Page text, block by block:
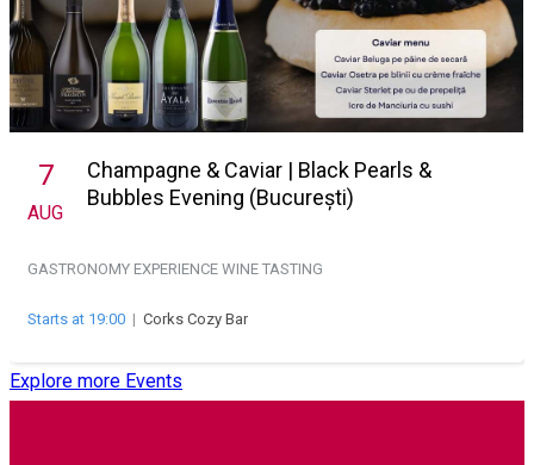
7
AUG
Champagne & Caviar | Black Pearls &
Bubbles Evening (București)
GASTRONOMY EXPERIENCE WINE TASTING
Starts at 19:00 | Corks Cozy Bar
Explore more Events